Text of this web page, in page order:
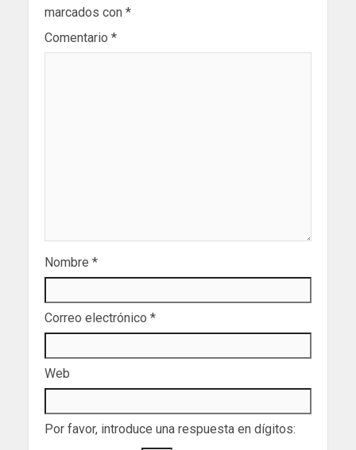
marcados con *
Comentario *
Nombre *
Correo electrónico *
Web
Por favor, introduce una respuesta en dígitos: